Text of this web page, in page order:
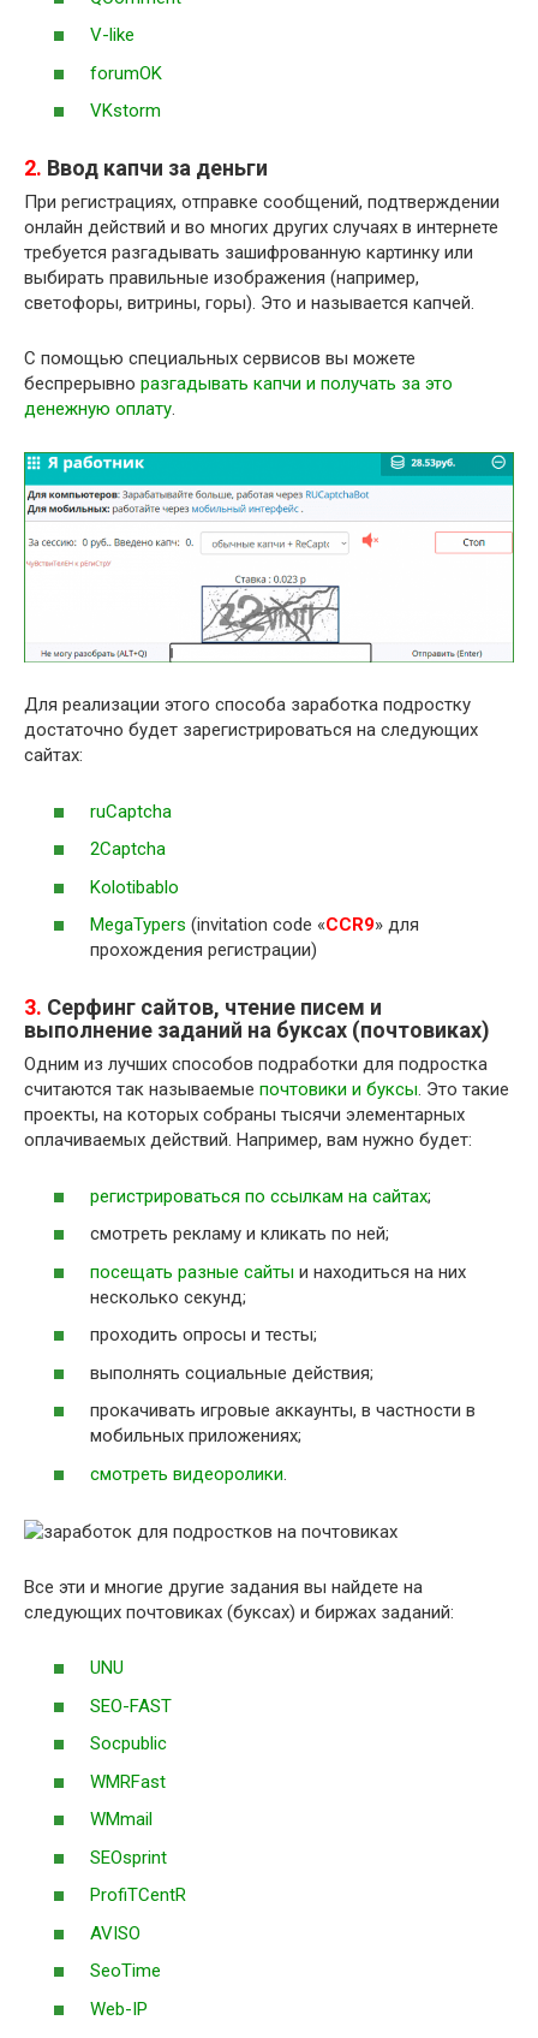
V-like
forumOK
VKstorm
2. Ввод капчи за деньги
При регистрациях, отправке сообщений, подтверждении
онлайн действий и во многих других случаях в интернете
требуется разгадывать зашифрованную картинку или
выбирать правильные изображения (например,
светофоры, витрины, горы). Это и называется капчей.
С помощью специальных сервисов вы можете
беспрерывно разгадывать капчи и получать за это
денежную оплату.
Для реализации этого способа заработка подростку
достаточно будет зарегистрироваться на следующих
сайтах:
ruCaptcha
2Captcha
Kolotibablo
MegaTypers (invitation code «CCR9» для
прохождения регистрации)
3. Серфинг сайтов, чтение писем и
выполнение заданий на буксах (почтовиках)
Одним из лучших способов подработки для подростка
считаются так называемые почтовики и буксы. Это такие
проекты, на которых собраны тысячи элементарных
оплачиваемых действий. Например, вам нужно будет:
регистрироваться по ссылкам на сайтах;
смотреть рекламу и кликать по ней;
посещать разные сайты и находиться на них
несколько секунд;
проходить опросы и тесты;
выполнять социальные действия;
прокачивать игровые аккаунты, в частности в
мобильных приложениях;
смотреть видеоролики.
Все эти и многие другие задания вы найдете на
следующих почтовиках (буксах) и биржах заданий:
UNU
SEO-FAST
Socpublic
WMRFast
WMmail
SEOsprint
ProfiTCentR
AVISO
SeoTime
Web-IP